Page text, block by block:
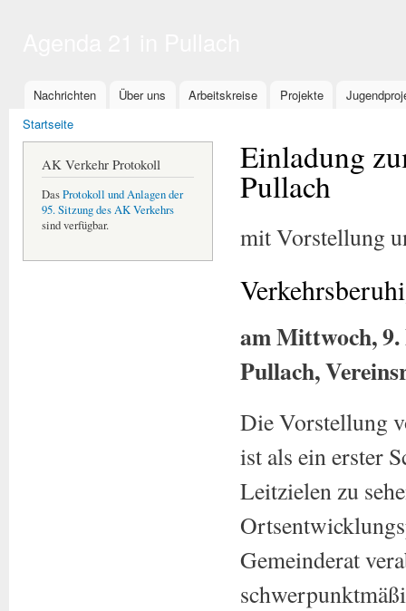
Hauptmenü
Nachrichten Über uns Arbeitskreise Projekte
Sie sind hier
Startseite
AK Verkehr Protokoll
DasProtokoll und Anlagen der
95. Sitzung des AK Verkehrs
sind verfügbar.
Einladung
Pullach
mit Vorstellung
am Mittwoch,
Pullach,
Die Vorstellung
ist als ein erster
Leitzielen zu
Gemeinderat